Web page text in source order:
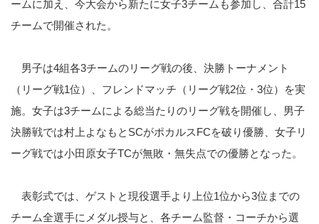
ームに加え、今大会から新たに女子3チームも参加し、合計15
チームで開催された。
男子は4組各3チームのリーグ戦の後、決勝トーナメント
（リーグ戦1位）、フレンドマッチ（リーグ戦2位・ 3位）を実
施。女子は3チームによる総当たりのリーグ戦を開催し、男子
決勝戦では村上よなもと SCがポカルスFCを破り優勝、女子リ
ーグ戦では小田原女子TCが無敗・無失点での優勝となった。
表彰式では、ゲストと現役選手より上位1位から3位までの
チーム全選手にメダル授与と、各チーム監督・コーチから選